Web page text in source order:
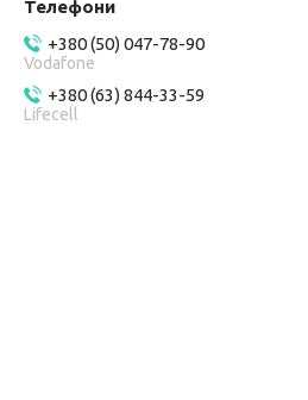
+380 (50) 047-78-90
Vodafone
+380 (63) 844-33-59
Lifecell